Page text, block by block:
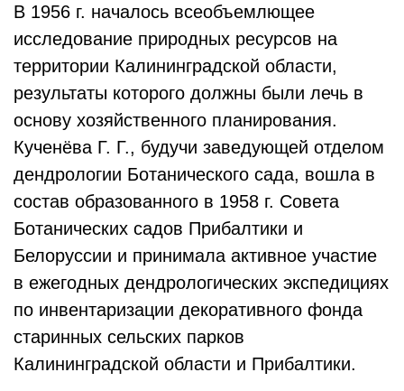
В 1956 г. началось всеобъемлющее
исследование природных ресурсов на
территории Калининградской области,
результаты которого должны были лечь в
основу хозяйственного планирования.
Кученёва Г. Г., будучи заведующей отделом
дендрологии Ботанического сада, вошла в
состав образованного в 1958 г. Совета
Ботанических садов Прибалтики и
Белоруссии и принимала активное участие
в ежегодных дендрологических экспедициях
по инвентаризации декоративного фонда
старинных сельских парков
Калининградской области и Прибалтики.